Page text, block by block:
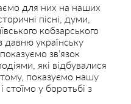
для них на наших
пісні, думи,
кобзарського
давню українську
зв’язок
які відбувалися
тому, показуємо нашу
стоїмо у боротьбі з